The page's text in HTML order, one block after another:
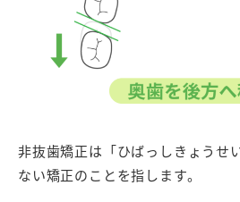
非抜歯矯正は「ひばっしきょうせ
ない矯正のことを指します。